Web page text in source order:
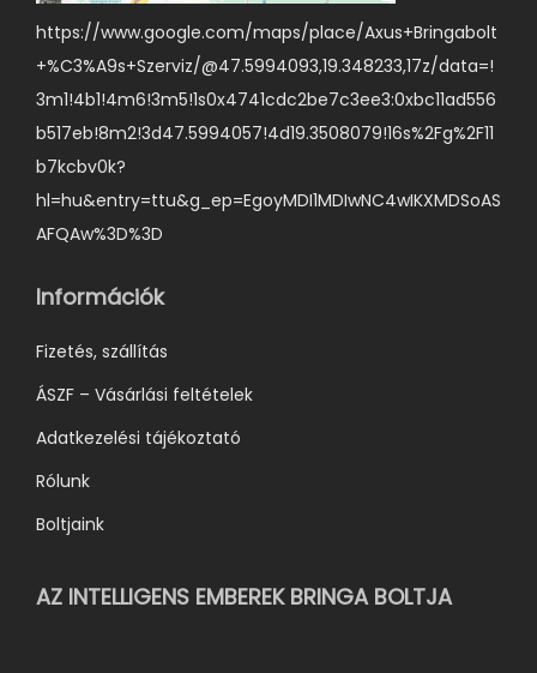
https://www.google.com/maps/place/Axus+Bringabolt
+%C3%A9s+Szerviz/@47.5994093,19.348233,17z/data=!
3m1!4b1!4m6!3m5!1s0x4741cdc2be7c3ee3:0xbc11ad556
b517eb!8m2!3d47.5994057!4d19.3508079!16s%2Fg%2F11
b7kcbv0k?
hl=hu&entry=ttu&g_ep=EgoyMDI1MDIwNC4wIKXMDSoAS
AFQAw%3D%3D
Információk
Fizetés, szállítás
ÁSZF – Vásárlási feltételek
Adatkezelési tájékoztató
Rólunk
Boltjaink
AZ INTELLIGENS EMBEREK BRINGA BOLTJA